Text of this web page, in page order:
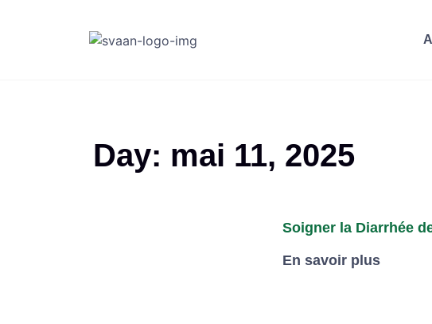
Day: mai 11, 2025
Soigner la Diarrhée
En savoir plus